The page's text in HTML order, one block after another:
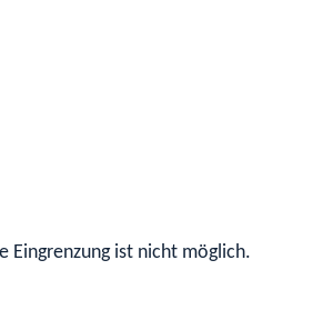
Eingrenzung ist nicht möglich.